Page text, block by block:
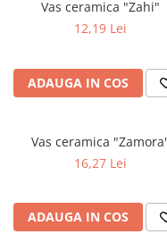
Vaze din sticla
Vase din ceramica
Mobilier urban
Tropicale
Buchete artificiale
Crizantema
Floarea soarelui
Lavanda
Kit-uri Baloane
Rafii, clipsuri,pompe
Cake toppers
Bannere
Lumanari aniversare
Lumanari si accesorii tort
Vas ceramica "Zahi"
12,19 Lei
ADAUGA IN COS
Vas ceramica
16,27 Lei
ADAUGA IN COS